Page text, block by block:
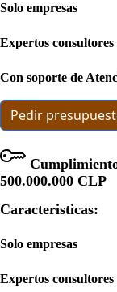
Solo empresas
Expertos
Con soporte de
Pedir
500.000.000 CLP
Caracteristicas:
Solo empresas
Expertos